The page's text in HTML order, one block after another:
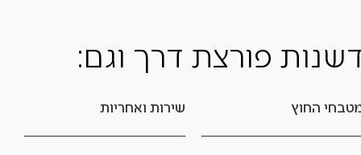
פורצת דרך וגם:
החוץ שירות ואחריות